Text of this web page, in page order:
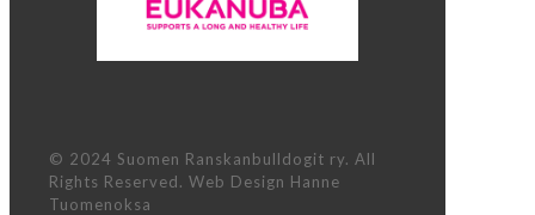
© 2024 Suomen Ranskanbulldogit ry. All
Rights Reserved. Web Design Hanne
Tuomenoksa